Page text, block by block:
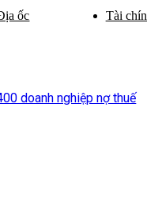
ốc Tài
doanh nghiệp nợ thuế